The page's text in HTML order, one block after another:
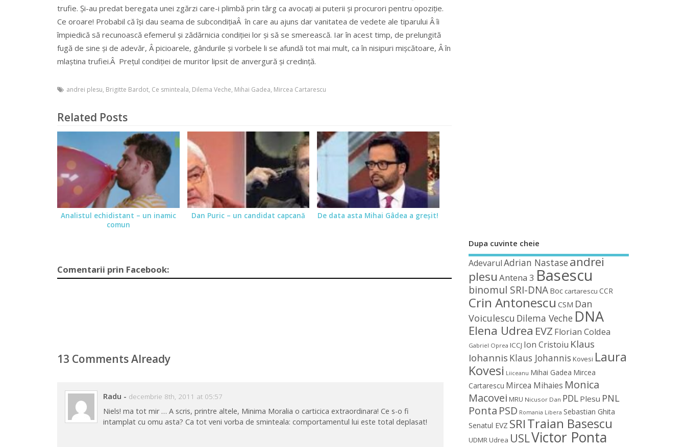
trufie. Și-au predat beregata unei zgărzi care-i plimbă prin târg ca avocați ai puterii și procurori pentru opoziție.
Ce oroare! Probabil că își dau seama de subcondițiaÂ în care au ajuns dar vanitatea de vedete ale tiparului Â îi
împiedică să recunoască efemerul și zădărnicia condiției lor și să se smerească. Iar în acest timp, de prelungită
fugă de sine și de adevăr, Â picioarele, gândurile și vorbele li se afundă tot mai mult, ca în nisipuri mișcătoare, Â în
mlaștina trufiei.Â Prețul condiției de muritor lipsit de anvergură și credință.
andrei plesu, Brigitte Bardot, Ce sminteala, Dilema Veche, Mihai Gadea, Mircea Cartarescu
Related Posts
Analistul echidistant – un inamic
comun
Dan Puric – un candidat capcană De data asta Mihai Gâdea a greşit!
Comentarii prin Facebook:
13 Comments Already
Radu - decembrie 8th, 2011 at 05:57
Niels! ma tot mir … A scris, printre altele, Minima Moralia o carticica extraordinara! Ce s-o fi
intamplat cu omu asta? Ca tot veni vorba de sminteala: comportamentul lui este total deplasat!
Dupa cuvinte cheie
Adevarul Adrian Nastaseandrei
plesu Antena 3 Basescu
binomul SRI-DNA Boc cartarescu CCR
Crin Antonescu CSM Dan
Voiculescu Dilema Veche DNA
Elena Udrea EVZ Florian Coldea
Gabriel Oprea ICCJ Ion Cristoiu Klaus
Iohannis Klaus Johannis Kovesi Laura
Kovesi Liiceanu Mihai Gadea Mircea
Cartarescu Mircea Mihaies Monica
Macovei MRU Nicusor Dan PDL Plesu PNL
Ponta PSD Romania Libera Sebastian Ghita
Senatul EVZ SRITraian Basescu
UDMRUdrea USLVictor Ponta